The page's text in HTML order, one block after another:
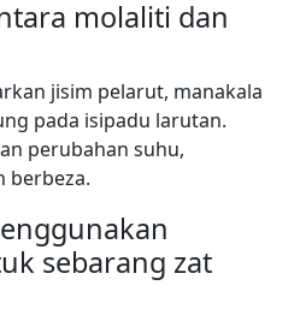
molaliti dan
jisim pelarut, manakala
pada isipadu larutan.
perubahan suhu,
berbeza.
sebarang zat